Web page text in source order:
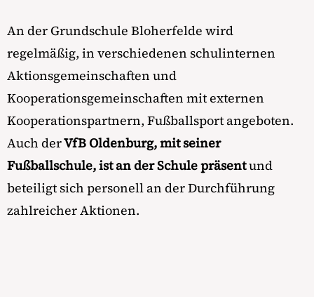
An der Grundschule Bloherfelde wird
regelmäßig, in verschiedenen schulinternen
Aktionsgemeinschaften und
Kooperationsgemeinschaften mit externen
Kooperationspartnern, Fußballsport angeboten.
Auch derVfB Oldenburg, mit seiner
Fußballschule, ist an der Schule präsentund
beteiligt sich personell an der Durchführung
zahlreicher Aktionen.